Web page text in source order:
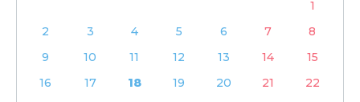
1
2
3 4 5 6 7
8
9
10 11 12 13 14
15
16
17 18 19 20 21
22